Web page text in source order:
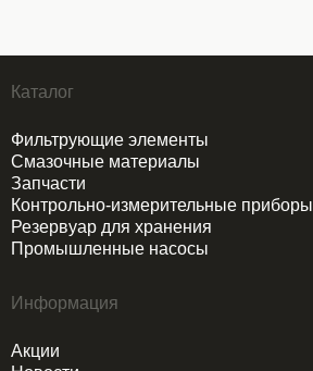
Каталог
Фильтрующие элементы
Смазочные материалы
Запчасти
Контрольно-измерительные приборы
Резервуар для хранения
Промышленные насосы
Информация
Акции